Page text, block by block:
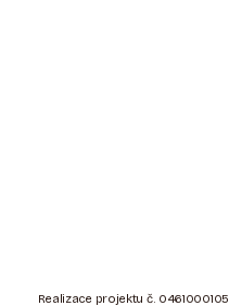
Realizace projektu č.